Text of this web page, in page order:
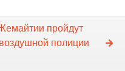
пройдут
полиции